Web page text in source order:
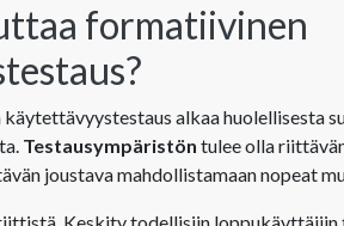
formatiivinen
alkaa huolellisesta
Testausympäristön tulee olla
joustava mahdollistamaan nopeat